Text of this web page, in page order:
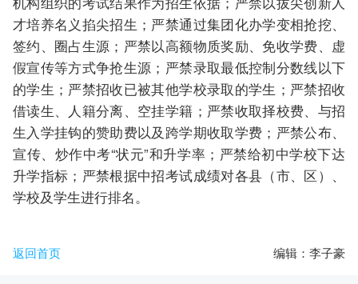
才培养名义掐尖招生；严禁通过集团化办学变相抢挖、
签约、圈占生源；严禁以高额物质奖励、免收学费、虚
假宣传等方式争抢生源；严禁录取最低控制分数线以下
的学生；严禁招收已被其他学校录取的学生；严禁招收
借读生、人籍分离、空挂学籍；严禁收取择校费、与招
生入学挂钩的赞助费以及跨学期收取学费；严禁公布、
宣传、炒作中考“状元”和升学率；严禁给初中学校下达
升学指标；严禁根据中招考试成绩对各县（市、区）、
学校及学生进行排名。
返回首页 编辑：李子豪